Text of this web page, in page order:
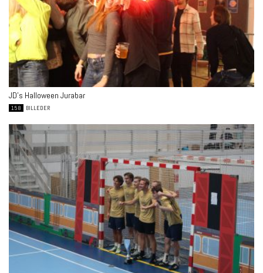
JD’s Halloween Jurabar
158 BILLEDER